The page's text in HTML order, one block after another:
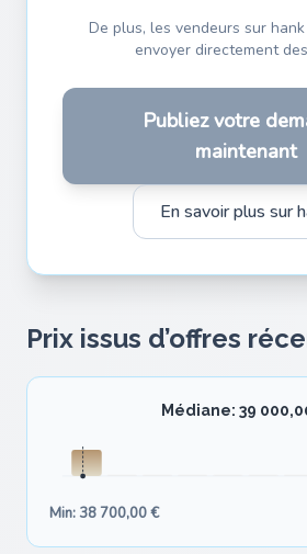
De plus, les vendeurs sur
envoyer directement
Publiez votre
maintenant
En savoir plus sur
Prix issus d’offres
Médiane: 39
Min: 38 700,00 €